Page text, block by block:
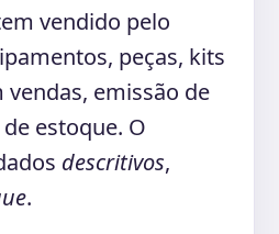
vendido pelo
peças, kits
emissão de
estoque. O
descritivos,
.